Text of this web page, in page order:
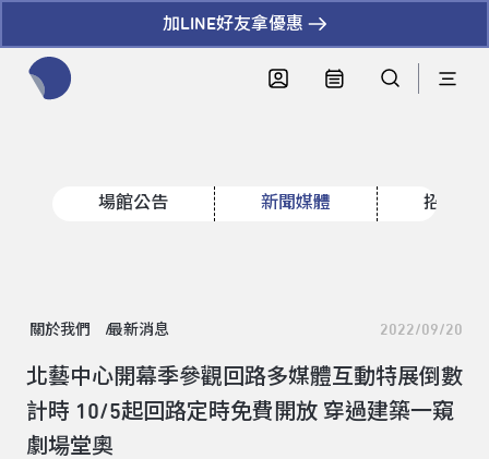
加LINE好友拿優惠
場館公告 新聞媒體 招標資
關於我們 最新消息 2022/09/20
北藝中心開幕季參觀回路多媒體互動特展倒數
計時 10/5起回路定時免費開放 穿過建築一窺
劇場堂奧